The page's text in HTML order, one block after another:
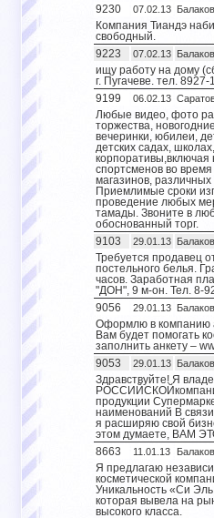
9230
07.02.13
Компания Тиандэ
свободный.
9223
07.02.13
ищу работу на дому
г. Пугачеве. тел.
9199
06.02.13
Любые видео, фото
торжества,
вечеринки, юбилеи,
детских садах,
корпоративы,включая
спортсменов во
магазинов,
Приемлимые сроки
проведение любых
тамады. Звоните в
обоснованный торг.
9103
29.01.13
Требуется продавец
постельного белья.
часов. Заработная
"ДОН", 9 м-он. Тел. 8-
9056
29.01.13
Оформлю в компанию
Вам будет помогать
заполнить анкету –
9053
29.01.13
Здравствуйте! Я
продукции
наименований В
я расширяю свой
этом думаете, ВАМ
8663
11.01.13
Я предлагаю
косметической
Уникальность «Си
которая вывела на
высокого класса.